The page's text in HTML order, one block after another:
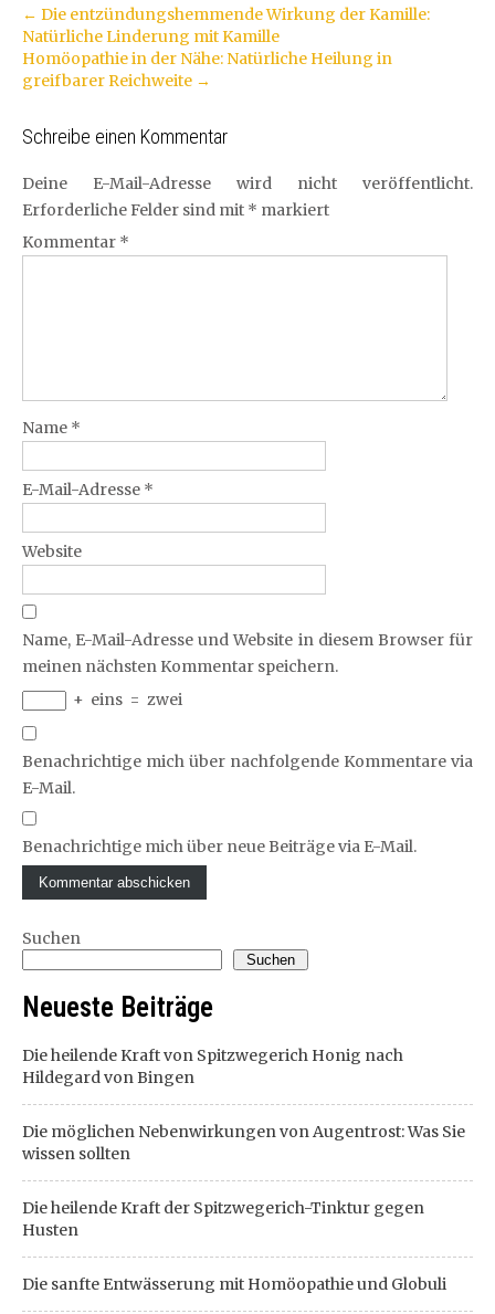
Artikel-
Navigation
← Die entzündungshemmende Wirkung der Kamille:
Natürliche Linderung mit Kamille
Homöopathie in der Nähe: Natürliche Heilung in
greifbarer Reichweite →
Schreibe einen Kommentar
Deine E-Mail-Adresse wird nicht veröffentlicht.
Erforderliche Felder sind mit * markiert
Kommentar *
Name *
E-Mail-Adresse *
Website
Name, E-Mail-Adresse und Website in diesem Browser für
meinen nächsten Kommentar speichern.
+ eins = zwei
Benachrichtige mich über nachfolgende Kommentare via
E-Mail.
Benachrichtige mich über neue Beiträge via E-Mail.
Suchen
Suchen
Neueste Beiträge
Die heilende Kraft von Spitzwegerich Honig nach
Hildegard von Bingen
Die möglichen Nebenwirkungen von Augentrost: Was Sie
wissen sollten
Die heilende Kraft der Spitzwegerich-Tinktur gegen
Husten
Die sanfte Entwässerung mit Homöopathie und Globuli